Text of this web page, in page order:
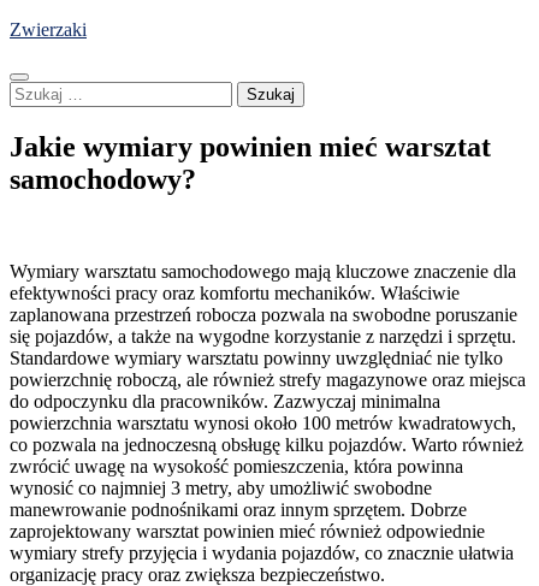
Skip
content
Zwierzaki
Szukaj:
Jakie wymiary powinien mieć warsztat
samochodowy?
Wymiary warsztatu samochodowego mają kluczowe znaczenie dla
efektywności pracy oraz komfortu mechaników. Właściwie
zaplanowana przestrzeń robocza pozwala na swobodne poruszanie
się pojazdów, a także na wygodne korzystanie z narzędzi i sprzętu.
Standardowe wymiary warsztatu powinny uwzględniać nie tylko
powierzchnię roboczą, ale również strefy magazynowe oraz miejsca
do odpoczynku dla pracowników. Zazwyczaj minimalna
powierzchnia warsztatu wynosi około 100 metrów kwadratowych,
co pozwala na jednoczesną obsługę kilku pojazdów. Warto również
zwrócić uwagę na wysokość pomieszczenia, która powinna
wynosić co najmniej 3 metry, aby umożliwić swobodne
manewrowanie podnośnikami oraz innym sprzętem. Dobrze
zaprojektowany warsztat powinien mieć również odpowiednie
wymiary strefy przyjęcia i wydania pojazdów, co znacznie ułatwia
organizację pracy oraz zwiększa bezpieczeństwo.